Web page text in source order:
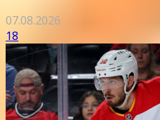
07.08.2026
18